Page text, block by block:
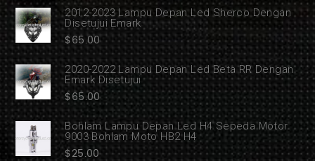
2012-2023 Lampu Depan Led Sherco Dengan
Disetujui Emark
$65.00
2020-2022 Lampu Depan Led Beta RR Dengan
Emark Disetujui
$65.00
Bohlam Lampu Depan Led H4 Sepeda Motor
9003 Bohlam Moto HB2 H4
$25.00